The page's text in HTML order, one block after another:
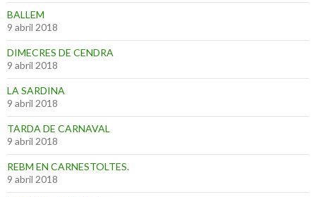
BALLEM
9 abril 2018
DIMECRES DE CENDRA
9 abril 2018
LA SARDINA
9 abril 2018
TARDA DE CARNAVAL
9 abril 2018
REBM EN CARNESTOLTES.
9 abril 2018